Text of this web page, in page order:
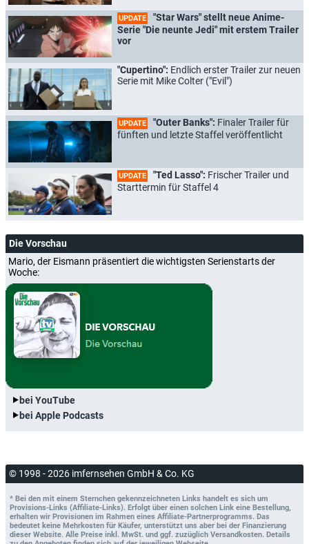
UPDATE
"Star Wars" stellt neue Anime-
Serie "Die neunte Jedi" mit erstem Trailer
vor
"Cupertino": Endlich erster Trailer zur neuen
Serie mit Mike Colter ("Evil")
UPDATE "Outer Banks": Finaler Trailer für
fünften und letzte Staffel veröffentlicht
UPDATE "Ted Lasso": Frischer Trailer und
Starttermin für Staffel 4
Die Vorschau
Mario, der Eismann präsentiert die wichtigsten Serienstarts der
Woche:
bei YouTube
bei Apple Podcasts
© 1998 - 2026 imfernsehen GmbH & Co. KG
* Bei den mit einem Sternchen gekennzeichneten Links handelt es sich um
Provisions-Links (Affiliate-Links). Erfolgt über einen solchen Link eine Bestellung,
erhalten wir Provisionen im Rahmen eines Affiliate-Partnerprogramms. Das
bedeutet keine Mehrkosten für Käufer, unterstützt uns aber bei der Finanzierung
dieser Website. Alle Preise inkl. MwSt. und ggf. zuzüglich Versandkosten. Details